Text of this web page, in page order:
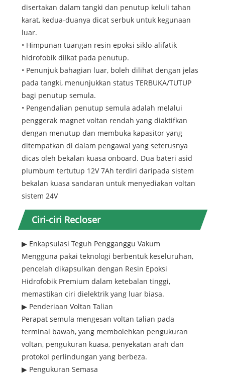
disertakan dalam tangki dan penutup keluli tahan
karat, kedua-duanya dicat serbuk untuk kegunaan
luar.
• Himpunan tuangan resin epoksi siklo-alifatik
hidrofobik diikat pada penutup.
• Penunjuk bahagian luar, boleh dilihat dengan jelas
pada tangki, menunjukkan status TERBUKA/TUTUP
bagi penutup semula.
• Pengendalian penutup semula adalah melalui
penggerak magnet voltan rendah yang diaktifkan
dengan menutup dan membuka kapasitor yang
ditempatkan di dalam pengawal yang seterusnya
dicas oleh bekalan kuasa onboard. Dua bateri asid
plumbum tertutup 12V 7Ah terdiri daripada sistem
bekalan kuasa sandaran untuk menyediakan voltan
sistem 24V
Ciri-ciri Recloser
▶ Enkapsulasi Teguh Pengganggu Vakum
Mengguna pakai teknologi berbentuk keseluruhan,
pencelah dikapsulkan dengan Resin Epoksi
Hidrofobik Premium dalam ketebalan tinggi,
memastikan ciri dielektrik yang luar biasa.
▶ Penderiaan Voltan Talian
Perapat semula mengesan voltan talian pada
terminal bawah, yang membolehkan pengukuran
voltan, pengukuran kuasa, penyekatan arah dan
protokol perlindungan yang berbeza.
▶ Pengukuran Semasa